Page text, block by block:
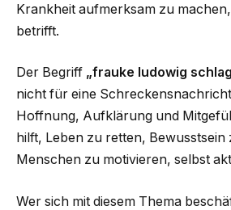
Krankheit aufmerksam zu
betrifft.
Der Begriff „frauke ludowig
nicht für eine
Hoffnung, Aufklärung und
hilft, Leben zu retten, Bewusstsein
Menschen zu motivieren, selbst
Wer sich mit diesem Thema